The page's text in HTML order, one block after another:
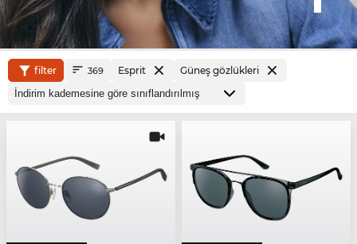
filter 369 Esprit Güneş gözlükleri